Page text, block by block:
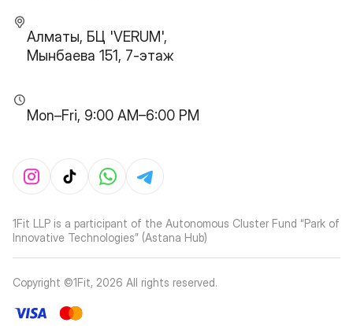
Алматы, БЦ 'VERUM',
Мынбаева 151, 7-этаж
Mon–Fri, 9:00 AM–6:00 PM
1Fit LLP is a participant of the Autonomous Cluster Fund “Park of
Innovative Technologies” (Astana Hub)
Copyright ©1Fit, 2026 All rights reserved.